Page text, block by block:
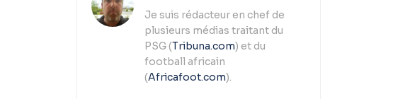
Je suis rédacteur en chef de
plusieurs médias traitant du
PSG (Tribuna.com) et du
football africain
(Africafoot.com).